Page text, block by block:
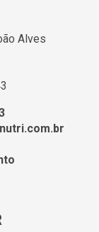
Alves